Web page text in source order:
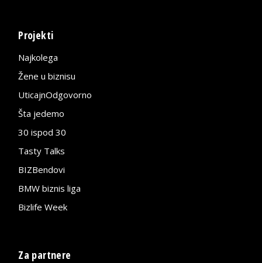
Projekti
Najkolega
Žene u biznisu
UticajnOdgovorno
Šta jedemo
30 ispod 30
Tasty Talks
BIZBendovi
BMW biznis liga
Bizlife Week
Za partnere